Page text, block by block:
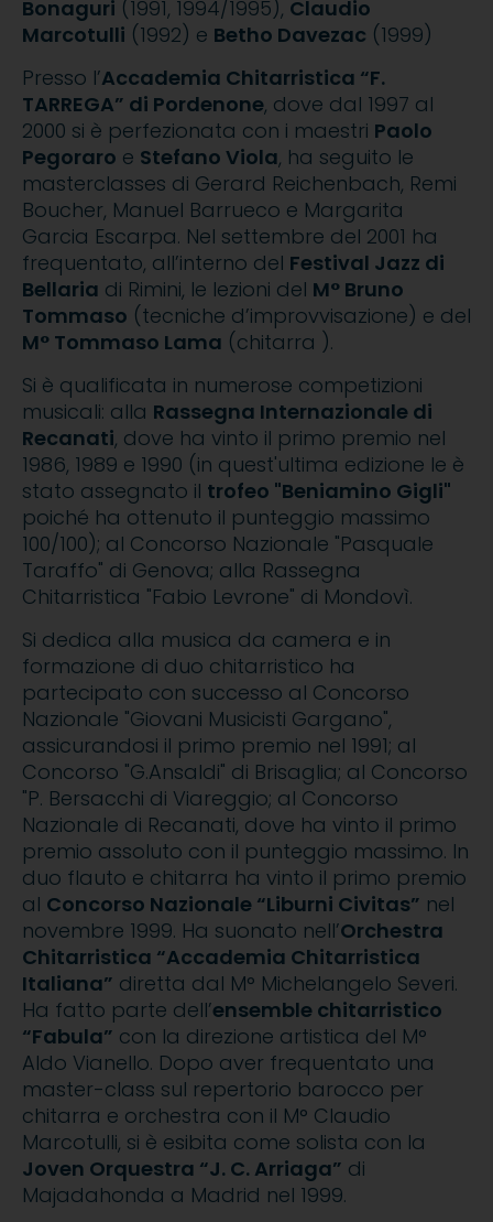
Bonaguri (1991, 1994/1995), Claudio
Marcotulli (1992) e Betho Davezac (1999)
Presso l’Accademia Chitarristica “F.
TARREGA” di Pordenone, dove dal 1997 al
2000 si è perfezionata con i maestri Paolo
Pegoraro e Stefano Viola, ha seguito le
masterclasses di Gerard Reichenbach, Remi
Boucher, Manuel Barrueco e Margarita
Garcia Escarpa. Nel settembre del 2001 ha
frequentato, all’interno del Festival Jazz di
Bellaria di Rimini, le lezioni del M° Bruno
Tommaso (tecniche d’improvvisazione) e del
M° Tommaso Lama (chitarra ).
Si è qualificata in numerose competizioni
musicali: alla Rassegna Internazionale di
Recanati, dove ha vinto il primo premio nel
1986, 1989 e 1990 (in quest'ultima edizione le è
stato assegnato il trofeo "Beniamino Gigli"
poiché ha ottenuto il punteggio massimo
100/100); al Concorso Nazionale "Pasquale
Taraffo" di Genova; alla Rassegna
Chitarristica "Fabio Levrone" di Mondovì.
Si dedica alla musica da camera e in
formazione di duo chitarristico ha
partecipato con successo al Concorso
Nazionale "Giovani Musicisti Gargano",
assicurandosi il primo premio nel 1991; al
Concorso "G.Ansaldi" di Brisaglia; al Concorso
"P. Bersacchi di Viareggio; al Concorso
Nazionale di Recanati, dove ha vinto il primo
premio assoluto con il punteggio massimo. In
duo flauto e chitarra ha vinto il primo premio
al Concorso Nazionale “Liburni Civitas” nel
novembre 1999. Ha suonato nell’Orchestra
Chitarristica “Accademia Chitarristica
Italiana” diretta dal M° Michelangelo Severi.
Ha fatto parte dell’ensemble chitarristico
“Fabula” con la direzione artistica del M°
Aldo Vianello. Dopo aver frequentato una
master-class sul repertorio barocco per
chitarra e orchestra con il M° Claudio
Marcotulli, si è esibita come solista con la
Joven Orquestra “J. C. Arriaga” di
Majadahonda a Madrid nel 1999.